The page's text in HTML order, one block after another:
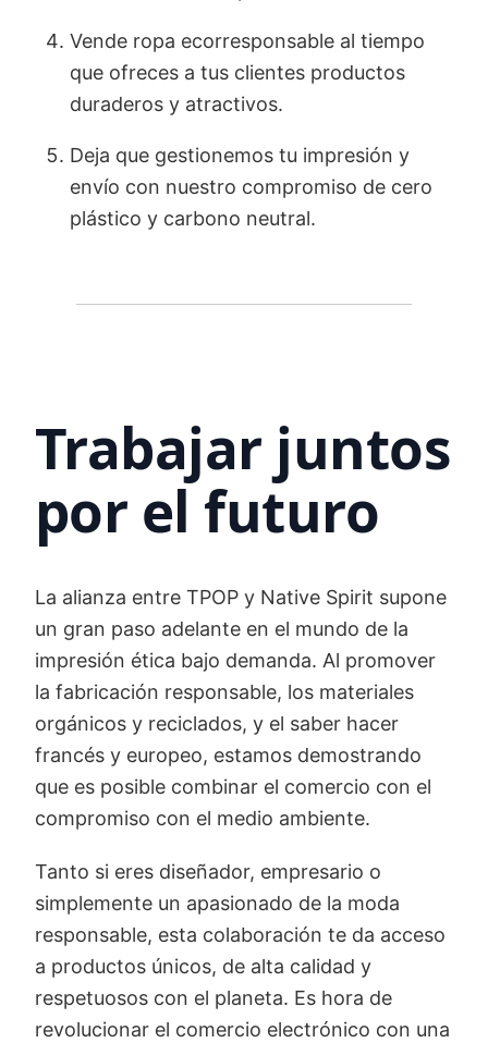
Vende ropa ecorresponsable al tiempo
que ofreces a tus clientes productos
duraderos y atractivos.
Deja que gestionemos tu impresión y
envío con nuestro compromiso de cero
plástico y carbono neutral.
Trabajar juntos
por el futuro
La alianza entre TPOP y Native Spirit supone
un gran paso adelante en el mundo de la
impresión ética bajo demanda. Al promover
la fabricación responsable, los materiales
orgánicos y reciclados, y el saber hacer
francés y europeo, estamos demostrando
que es posible combinar el comercio con el
compromiso con el medio ambiente.
Tanto si eres diseñador, empresario o
simplemente un apasionado de la moda
responsable, esta colaboración te da acceso
a productos únicos, de alta calidad y
respetuosos con el planeta. Es hora de
revolucionar el comercio electrónico con una